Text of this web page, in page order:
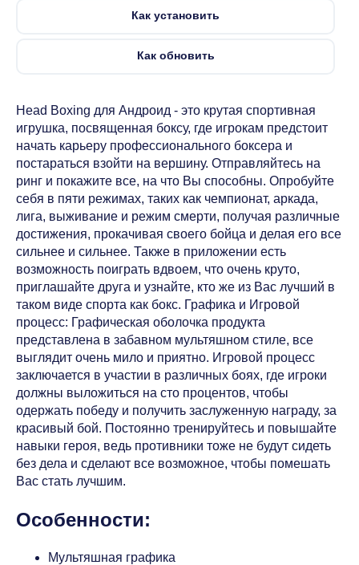
Как установить
Как обновить
Head Boxing для Андроид - это крутая спортивная
игрушка, посвященная боксу, где игрокам предстоит
начать карьеру профессионального боксера и
постараться взойти на вершину. Отправляйтесь на
ринг и покажите все, на что Вы способны. Опробуйте
себя в пяти режимах, таких как чемпионат, аркада,
лига, выживание и режим смерти, получая различные
достижения, прокачивая своего бойца и делая его все
сильнее и сильнее. Также в приложении есть
возможность поиграть вдвоем, что очень круто,
приглашайте друга и узнайте, кто же из Вас лучший в
таком виде спорта как бокс. Графика и Игровой
процесс: Графическая оболочка продукта
представлена в забавном мультяшном стиле, все
выглядит очень мило и приятно. Игровой процесс
заключается в участии в различных боях, где игроки
должны выложиться на сто процентов, чтобы
одержать победу и получить заслуженную награду, за
красивый бой. Постоянно тренируйтесь и повышайте
навыки героя, ведь противники тоже не будут сидеть
без дела и сделают все возможное, чтобы помешать
Вас стать лучшим.
Особенности:
Мультяшная графика